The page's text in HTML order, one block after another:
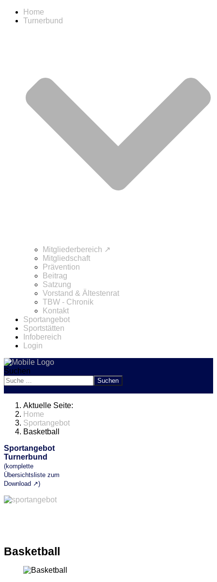
Home
Turnerbund
Mitgliederbereich ↗
Mitgliedschaft
Prävention
Beitrag
Satzung
Vorstand & Ältestenrat
TBW - Chronik
Kontakt
Sportangebot
Sportstätten
Infobereich
Login
Suchen
Suchen
Aktuelle Seite:
Home
Sportangebot
Basketball
Sportangebot
Turnerbund
(komplette
Übersichtsliste zum
Download ↗)
Basketball